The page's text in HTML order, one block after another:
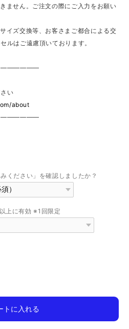
ません。ご注文の際にご入力をお願い
イズ交換等、お客さまご都合による交
ルはご遠慮頂いております。
い
about
ください」を確認しましたか？
上に有効 ※1回限定
トに入れる